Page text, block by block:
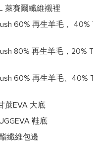
萊賽爾纖維襯裡
60% 再生羊毛， 40%
80% 再生羊毛，20%
60% 再生羊毛、40%
蔗EVA 大底
鞋底
纖維包邊